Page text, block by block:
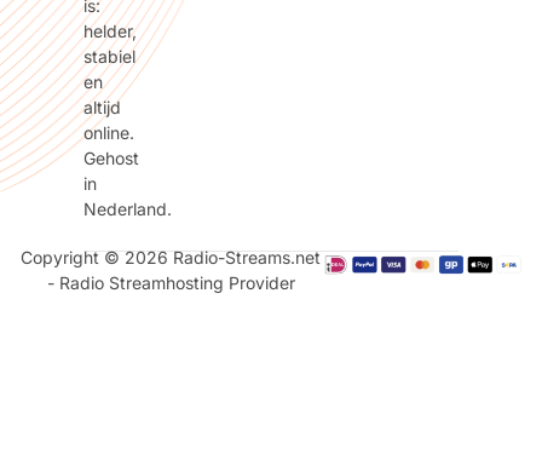
is:
helder,
stabiel
en
altijd
online.
Gehost
in
Nederland.
Copyright © 2026 Radio-Streams.net
- Radio Streamhosting Provider